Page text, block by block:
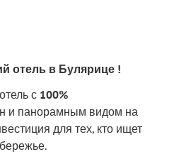
отель в Булярице !
с 100%
и панорамным видом на
для тех, кто ищет